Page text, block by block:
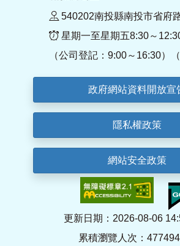
540202南投縣南投市省府
星期一至星期五8:30～
（公司登記：9:00～16:30）
政府網站資料開放宣
隱私權政策
網站安全政策
更新日期：2026-08-06
累積瀏覽人次：